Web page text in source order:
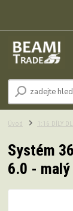
Úvod 1:16 DÍLY
Systém
6.0 - malý